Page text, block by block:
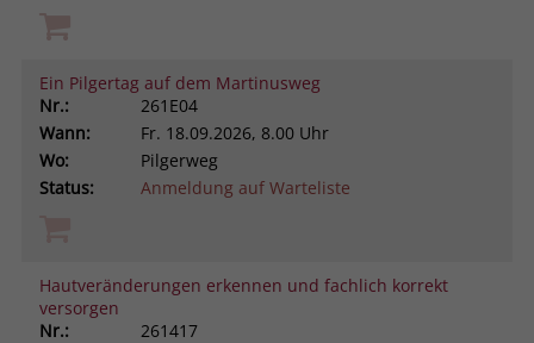
Ein Pilgertag auf dem Martinusweg
Nr.:
261E04
Wann:
Fr. 18.09.2026, 8.00 Uhr
Wo:
Pilgerweg
Status:
Anmeldung auf Warteliste
Hautveränderungen erkennen und fachlich korrekt
versorgen
Nr.:
261417